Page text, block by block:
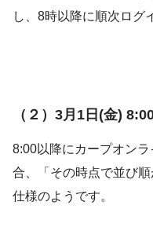
し、8時以降に順次ログ
（２）3月1日(金)
8:00以降にカープオン
合、「その時点で並び
仕様のようです。